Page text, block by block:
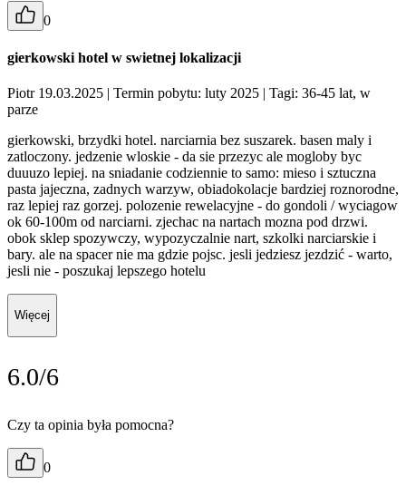
0
gierkowski hotel w swietnej lokalizacji
Piotr 19.03.2025 | Termin pobytu: luty 2025 | Tagi: 36-45 lat, w
parze
gierkowski, brzydki hotel. narciarnia bez suszarek. basen maly i
zatloczony. jedzenie wloskie - da sie przezyc ale mogloby byc
duuuzo lepiej. na sniadanie codziennie to samo: mieso i sztuczna
pasta jajeczna, zadnych warzyw, obiadokolacje bardziej roznorodne,
raz lepiej raz gorzej. polozenie rewelacyjne - do gondoli / wyciagow
ok 60-100m od narciarni. zjechac na nartach mozna pod drzwi.
obok sklep spozywczy, wypozyczalnie nart, szkolki narciarskie i
bary. ale na spacer nie ma gdzie pojsc. jesli jedziesz jezdzić - warto,
jesli nie - poszukaj lepszego hotelu
Więcej
6.0/6
Czy ta opinia była pomocna?
0